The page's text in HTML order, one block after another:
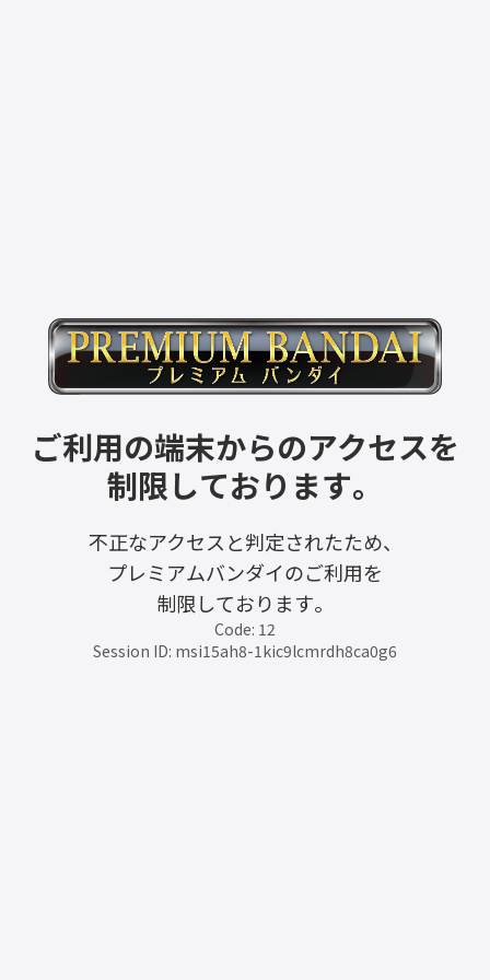
ご利用の端末からのアクセスを
制限しております。
不正なアクセスと判定されたため、
プレミアムバンダイのご利用を
制限しております。
Code: 12
Session ID: msi15ah8-1kic9lcmrdh8ca0g6